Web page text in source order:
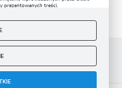
prezentowanych treści.
Wyrażenie zgody na
większej ilości funkcji na stronie.
wykorzystywania witryny
nasze serwisy www. Dane pozwalają
ich popularności wśród